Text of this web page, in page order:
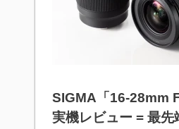
SIGMA「16-28mm
実機レビュー = 最先